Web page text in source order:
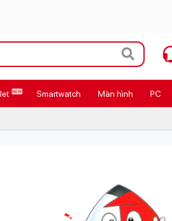
Max
Galaxy Z8 Series
4 Ốp lưng Apple
Smartwatch Màn hình PC